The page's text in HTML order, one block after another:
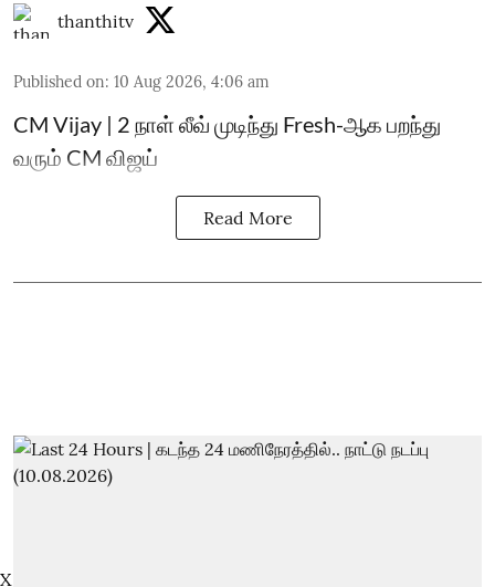
thanthitv
Published on: 10 Aug 2026, 4:06 am
CM Vijay | 2 நாள் லீவ் முடிந்து Fresh-ஆக பறந்து
வரும் CM விஜய்
Read More
X